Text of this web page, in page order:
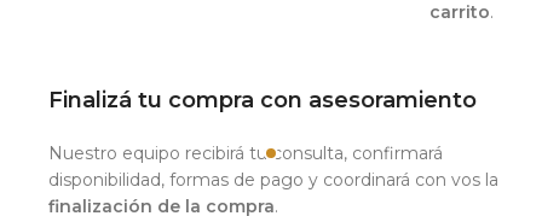
carrito.
Finalizá tu compra con asesoramiento
Nuestro equipo recibirá tu consulta, confirmará
disponibilidad, formas de pago y coordinará con vos la
finalización de la compra.